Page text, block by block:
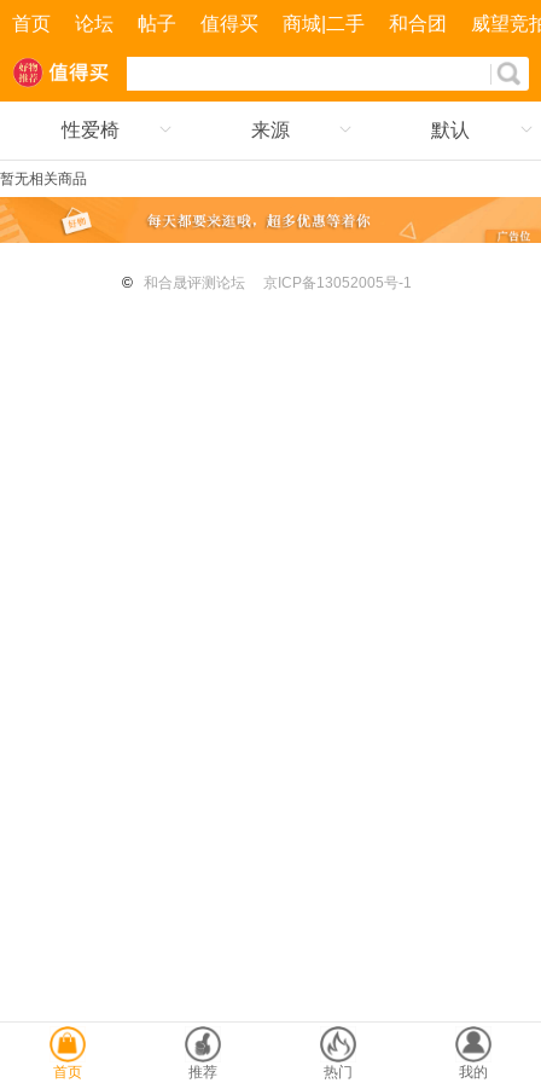
首页 论坛 帖子 值得买 商城|二手 和合团 威望竞
性爱椅 来源 默认
暂无相关商品
首页 推荐 热门 我的
© 和合晟评测论坛 京ICP备13052005号-1